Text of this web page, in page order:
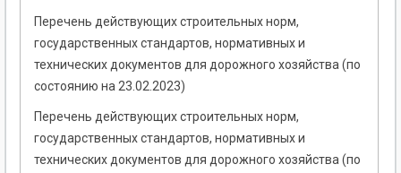
Перечень действующих строительных норм,
государственных стандартов, нормативных и
технических документов для дорожного хозяйства (по
состоянию на 23.02.2023)
Перечень действующих строительных норм,
государственных стандартов, нормативных и
технических документов для дорожного хозяйства (по